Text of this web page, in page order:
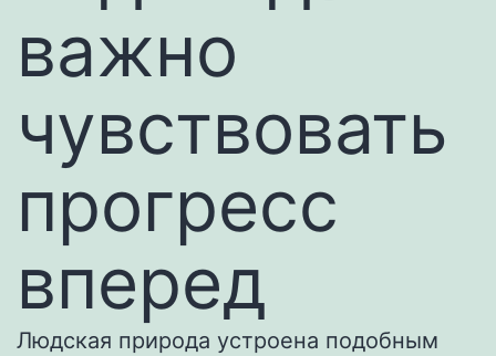
важно
чувствовать
прогресс
вперед
Людская природа устроена подобным